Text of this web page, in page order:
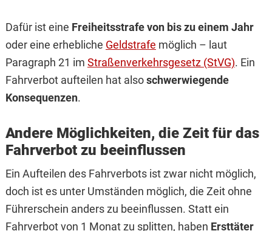
Dafür ist eine Freiheitsstrafe von bis zu einem Jahr
oder eine erhebliche Geldstrafe möglich – laut
Paragraph 21 im Straßenverkehrsgesetz (StVG). Ein
Fahrverbot aufteilen hat alsoschwerwiegende
Konsequenzen.
Andere Möglichkeiten, die Zeit für das
Fahrverbot zu beeinflussen
Ein Aufteilen des Fahrverbots ist zwar nicht möglich,
doch ist es unter Umständen möglich, die Zeit ohne
Führerschein anders zu beeinflussen. Statt ein
Fahrverbot von 1 Monat zu splitten, haben Ersttäter